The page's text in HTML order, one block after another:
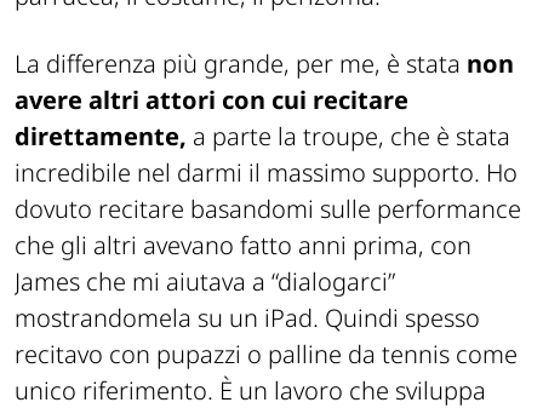
La differenza più grande, per me, è stata non
avere altri attori con cui recitare
direttamente, a parte la troupe, che è stata
incredibile nel darmi il massimo supporto. Ho
dovuto recitare basandomi sulle performance
che gli altri avevano fatto anni prima, con
James che mi aiutava a “dialogarci”
mostrandomela su un iPad. Quindi spesso
recitavo con pupazzi o palline da tennis come
unico riferimento. È un lavoro che sviluppa